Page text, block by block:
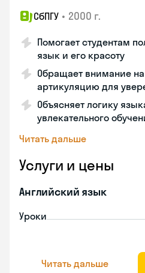
СбПГУ • 2000 г.
Помогает студентам
язык и его красоту
Обращает внимание
артикуляцию для
Объясняет логику
увлекательного
Читать дальше
Услуги и цены
Английский язык
Уроки
Читать дальше